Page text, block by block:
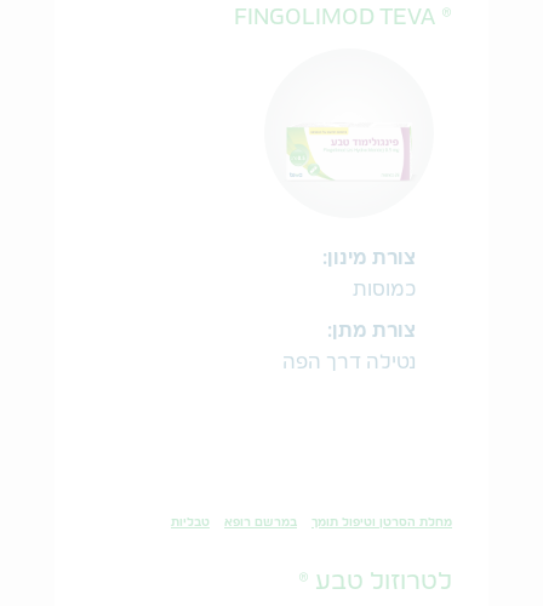
® FINGOLIMOD TEVA
צורת מינון:
כמוסות
צורת מתן:
נטילה דרך הפה
מחלת הסרטן וטיפול תומך במרשם רופא טבליות
לטרוזול טבע ®